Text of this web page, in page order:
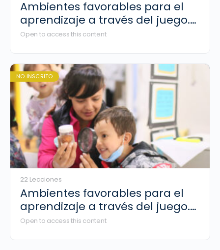
Ambientes favorables para el
aprendizaje a través del juego.
Docentes primaria
Open to access this content
NO INSCRITO
22 Lecciones
Ambientes favorables para el
aprendizaje a través del juego.
Líderes de preescolar
Open to access this content